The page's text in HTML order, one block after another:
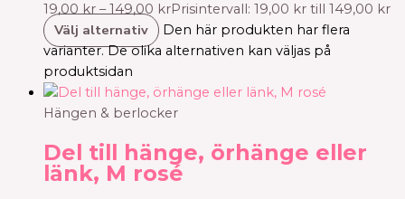
19,00 kr – 149,00 krPrisintervall: 19,00 kr till 149,00 kr
Välj alternativ
Den här produkten har flera
varianter. De olika alternativen kan väljas på
produktsidan
Hängen & berlocker
Del till hänge, örhänge eller
länk, M rosé